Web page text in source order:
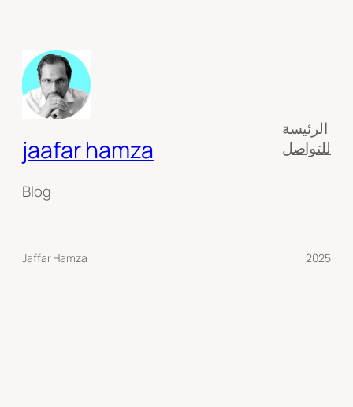
jaafar hamza
Blog
الرئيسة
للتواصل
Jaffar Hamza 2025